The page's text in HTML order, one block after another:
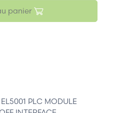
panier
PLC MODULE